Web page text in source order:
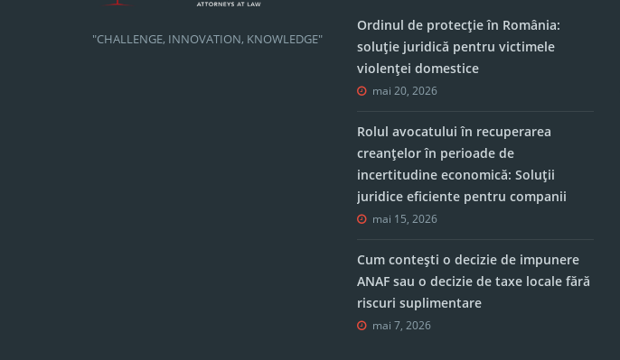
"CHALLENGE, INNOVATION, KNOWLEDGE"
Ordinul de protecție în România:
soluție juridică pentru victimele
violenței domestice
mai 20, 2026
Rolul avocatului în recuperarea
creanțelor în perioade de
incertitudine economică: Soluții
juridice eficiente pentru companii
mai 15, 2026
Cum contești o decizie de impunere
ANAF sau o decizie de taxe locale fără
riscuri suplimentare
mai 7, 2026